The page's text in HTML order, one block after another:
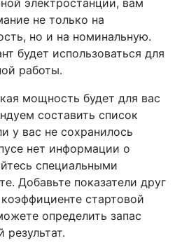
не только на
но и на номинальную.
будет использоваться для
работы.
мощность будет для вас
составить список
у вас не сохранилось
нет информации о
специальными
Добавьте показатели друг
стартовой
определить запас